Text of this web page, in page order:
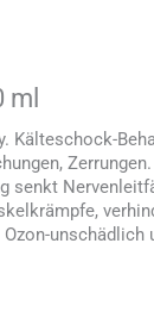
ml
Kälteschock-
Zerrungen.
senkt
unschädlich